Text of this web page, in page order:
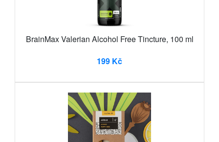
BrainMax Valerian Alcohol Free Tincture, 100 ml
199 Kč